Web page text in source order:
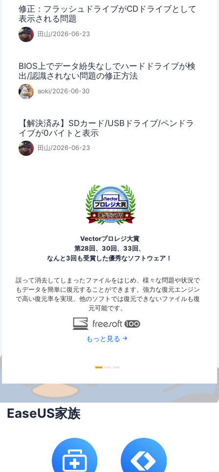
修正：フラッシュドライブがCDドライブとして
表示される問題
田山/2026-06-23
BIOS上でデータ紛失なしでハードドライブが検
出/認識されない問題の修正方法
aoki/2026-06-30
【解決済み】SDカード/USBドライブ/ペンドラ
イブが0バイトと表示
田山/2026-06-23
Vectorプロレジ大賞
第28回、30回、33回、
なんと3回も受賞した優秀なソフトウェア！
誤って消去してしまったファイルをはじめ、様々な問題や状況で
もデータを簡単に復元することができます。強力な復元エンジン
で高い復元率を実現、他のソフトでは復元できないファイルも復
元可能です。
もっと見る
EaseUS家族